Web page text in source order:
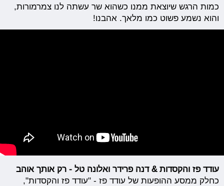
כמות הרגש שיוצאת ממנו כשהוא שר עשתה לנו צמרמורות,
והוא נשמע פשוט כמו מלאך. אהבנו!
עודד פז והקסדות & דנה פרידר ואלונה טל - רק אותך אוהב
כחלק ממסע ההופעות של עודד פז - "עודד פז והקסדות",